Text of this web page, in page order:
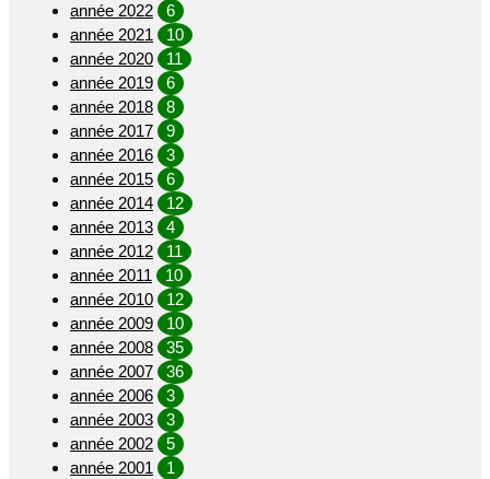
année 2022
6
année 2021
10
année 2020
11
année 2019
6
année 2018
8
année 2017
9
année 2016
3
année 2015
6
année 2014
12
année 2013
4
année 2012
11
année 2011
10
année 2010
12
année 2009
10
année 2008
35
année 2007
36
année 2006
3
année 2003
3
année 2002
5
année 2001
1